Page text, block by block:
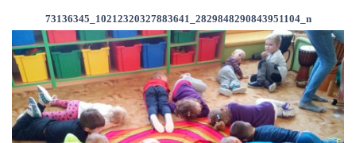
73136345_10212320327883641_2829848290843951104_n